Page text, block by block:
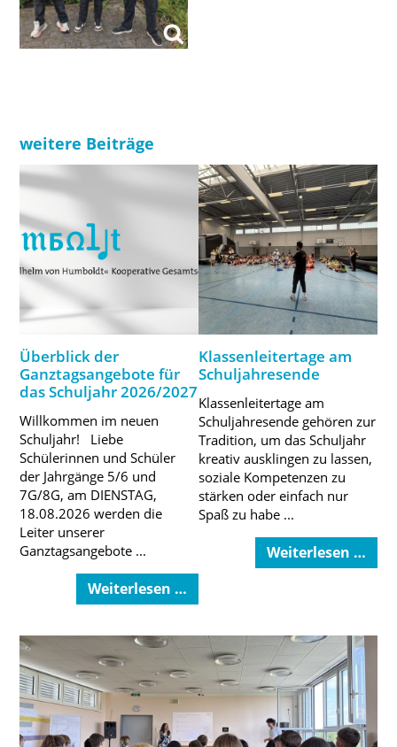
weitere Beiträge
Überblick der
Ganztagsangebote für
das Schuljahr 2026/2027
Willkommen im neuen
Schuljahr! Liebe
Schülerinnen und Schüler
der Jahrgänge 5/6 und
7G/8G, am DIENSTAG,
18.08.2026 werden die
Leiter unserer
Ganztagsangebote ...
Weiterlesen …
Klassenleitertage am
Schuljahresende
Klassenleitertage am
Schuljahresende gehören zur
Tradition, um das Schuljahr
kreativ ausklingen zu lassen,
soziale Kompetenzen zu
stärken oder einfach nur
Spaß zu habe ...
Weiterlesen …